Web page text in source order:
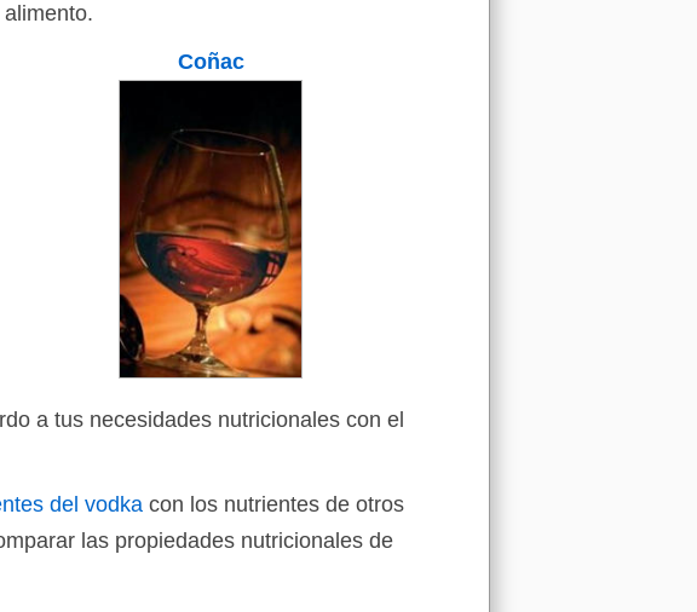
Coñac
a tus necesidades nutricionales con el
del vodka con los nutrientes de otros
las propiedades nutricionales de